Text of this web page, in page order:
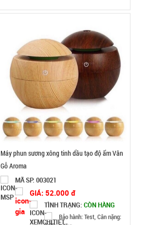
Đặt hàng
Ổ điện 4 ổ cắm 2 cổng usb dây dài 2m Con Voi (
T100, full vat )
MÃ SP: 004616
GIÁ: 38.000 đ